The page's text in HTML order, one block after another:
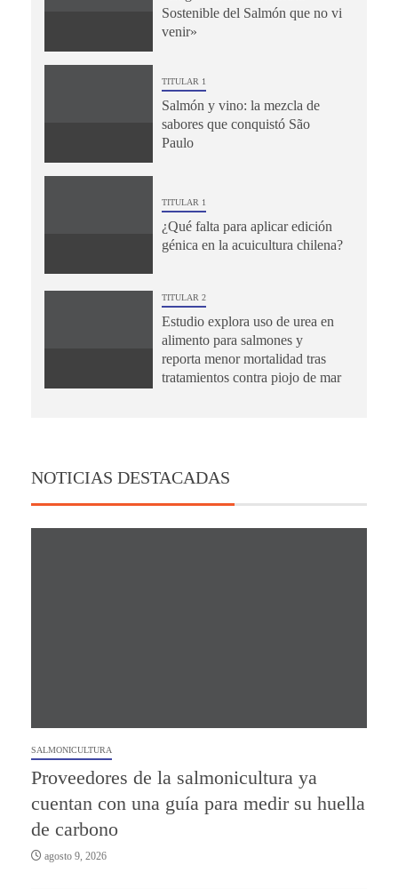
Sostenible del Salmón que no vi
venir»
TITULAR 1
Salmón y vino: la mezcla de
sabores que conquistó São
Paulo
TITULAR 1
¿Qué falta para aplicar edición
génica en la acuicultura chilena?
TITULAR 2
Estudio explora uso de urea en
alimento para salmones y
reporta menor mortalidad tras
tratamientos contra piojo de mar
NOTICIAS DESTACADAS
SALMONICULTURA
Proveedores de la salmonicultura ya
cuentan con una guía para medir su huella
de carbono
agosto 9, 2026